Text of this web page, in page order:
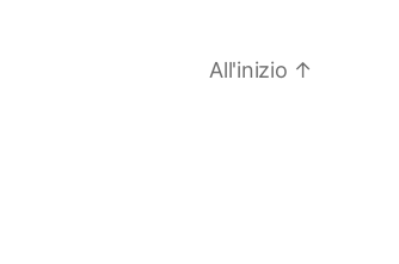
All'inizio ↑